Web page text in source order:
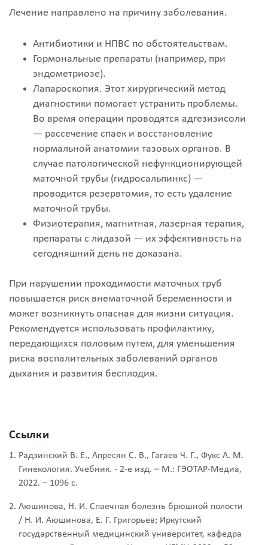
Лечение направлено на причину заболевания.
Антибиотики и НПВС по обстоятельствам.
Гормональные препараты (например, при
эндометриозе).
Лапароскопия. Этот хирургический метод
диагностики помогает устранить проблемы.
Во время операции проводятся адгезизисоли
— рассечение спаек и восстановление
нормальной анатомии тазовых органов. В
случае патологической нефункционирующей
маточной трубы (гидросальпинкс) —
проводится резервтомия, то есть удаление
маточной трубы.
Физиотерапия, магнитная, лазерная терапия,
препараты с лидазой — их эффективность на
сегодняшний день не доказана.
При нарушении проходимости маточных труб
повышается риск внематочной беременности и
может возникнуть опасная для жизни ситуация.
Рекомендуется использовать профилактику,
передающихся половым путем, для уменьшения
риска воспалительных заболеваний органов
дыхания и развития бесплодия.
Ссылки
Радзинский В. Е., Апресян С. В., Гагаев Ч. Г., Фукс А. М.
Гинекология. Учебник. - 2-е изд. – М.: ГЭОТАР-Медиа,
2022. – 1096 с.
Аюшинова, Н. И. Спаечная болезнь брюшной полости
/ Н. И. Аюшинова, Е. Г. Григорьев; Иркутский
государственный медицинский университет, кафедра